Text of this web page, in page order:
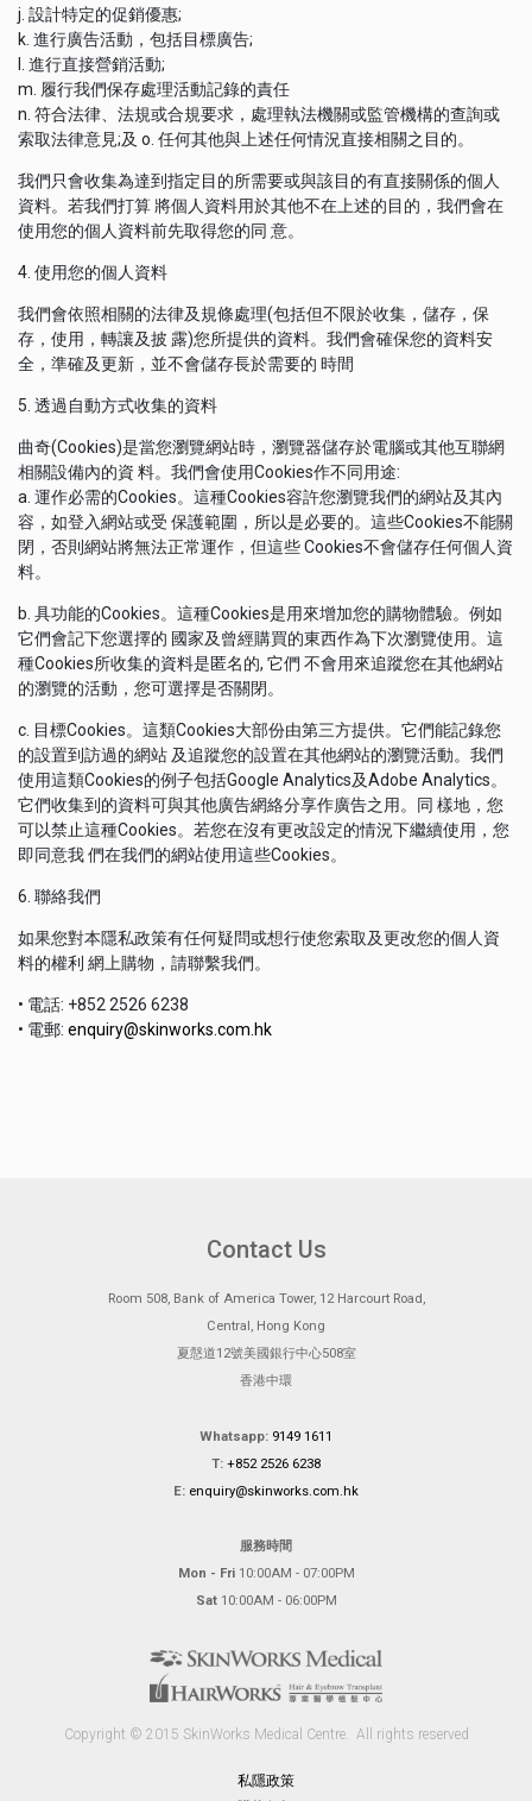
j. 設計特定的促銷優惠;
k. 進行廣告活動，包括目標廣告;
l. 進行直接營銷活動;
m. 履行我們保存處理活動記錄的責任
n. 符合法律、法規或合規要求，處理執法機關或監管機構的查詢或
索取法律意見;及 o. 任何其他與上述任何情況直接相關之目的。
我們只會收集為達到指定目的所需要或與該目的有直接關係的個人
資料。若我們打算 將個人資料用於其他不在上述的目的，我們會在
使用您的個人資料前先取得您的同 意。
4. 使用您的個人資料
我們會依照相關的法律及規條處理(包括但不限於收集，儲存，保
存，使用，轉讓及披 露)您所提供的資料。我們會確保您的資料安
全，準確及更新，並不會儲存長於需要的 時間
5. 透過自動方式收集的資料
曲奇(Cookies)是當您瀏覽網站時，瀏覽器儲存於電腦或其他互聯網
相關設備內的資 料。我們會使用Cookies作不同用途:
a. 運作必需的Cookies。這種Cookies容許您瀏覽我們的網站及其內
容，如登入網站或受 保護範圍，所以是必要的。這些Cookies不能關
閉，否則網站將無法正常運作，但這些 Cookies不會儲存任何個人資
料。
b. 具功能的Cookies。這種Cookies是用來增加您的購物體驗。例如
它們會記下您選擇的 國家及曾經購買的東西作為下次瀏覽使用。這
種Cookies所收集的資料是匿名的, 它們 不會用來追蹤您在其他網站
的瀏覽的活動，您可選擇是否關閉。
c. 目標Cookies。這類Cookies大部份由第三方提供。它們能記錄您
的設置到訪過的網站 及追蹤您的設置在其他網站的瀏覽活動。我們
使用這類Cookies的例子包括Google Analytics及Adobe Analytics。
它們收集到的資料可與其他廣告網絡分享作廣告之用。同 樣地，您
可以禁止這種Cookies。若您在沒有更改設定的情況下繼續使用，您
即同意我 們在我們的網站使用這些Cookies。
6. 聯絡我們
如果您對本隱私政策有任何疑問或想行使您索取及更改您的個人資
料的權利 網上購物，請聯繫我們。
• 電話: +852 2526 6238
• 電郵: enquiry@skinworks.com.hk
Contact Us
Room 508, Bank of America Tower, 12 Harcourt Road,
Central, Hong Kong
夏慤道12號美國銀行中心508室
香港中環
Whatsapp: 9149 1611
T: +852 2526 6238
E: enquiry@skinworks.com.hk
服務時間
Mon - Fri10:00AM - 07:00PM
Sat10:00AM - 06:00PM
Copyright © 2015 SkinWorks Medical Centre. All rights reserved
私隱政策